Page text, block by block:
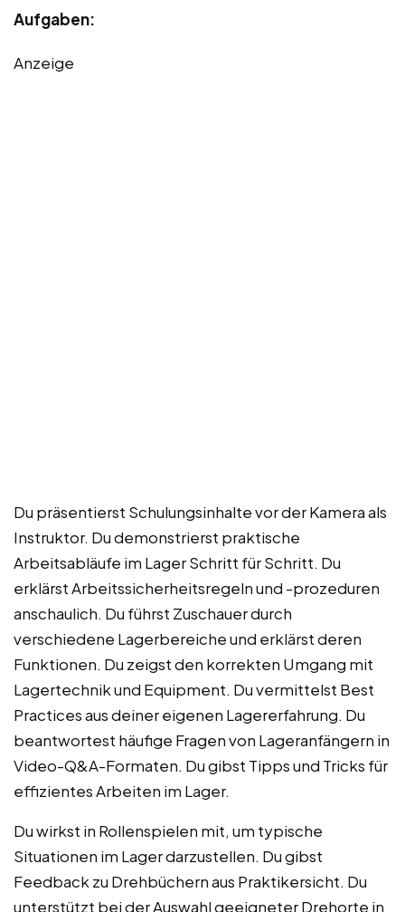
Aufgaben:
Anzeige
Du präsentierst Schulungsinhalte vor der Kamera als
Instruktor. Du demonstrierst praktische
Arbeitsabläufe im Lager Schritt für Schritt. Du
erklärst Arbeitssicherheitsregeln und -prozeduren
anschaulich. Du führst Zuschauer durch
verschiedene Lagerbereiche und erklärst deren
Funktionen. Du zeigst den korrekten Umgang mit
Lagertechnik und Equipment. Du vermittelst Best
Practices aus deiner eigenen Lagererfahrung. Du
beantwortest häufige Fragen von Lageranfängern in
Video-Q&A-Formaten. Du gibst Tipps und Tricks für
effizientes Arbeiten im Lager.
Du wirkst in Rollenspielen mit, um typische
Situationen im Lager darzustellen. Du gibst
Feedback zu Drehbüchern aus Praktikersicht. Du
unterstützt bei der Auswahl geeigneter Drehorte in